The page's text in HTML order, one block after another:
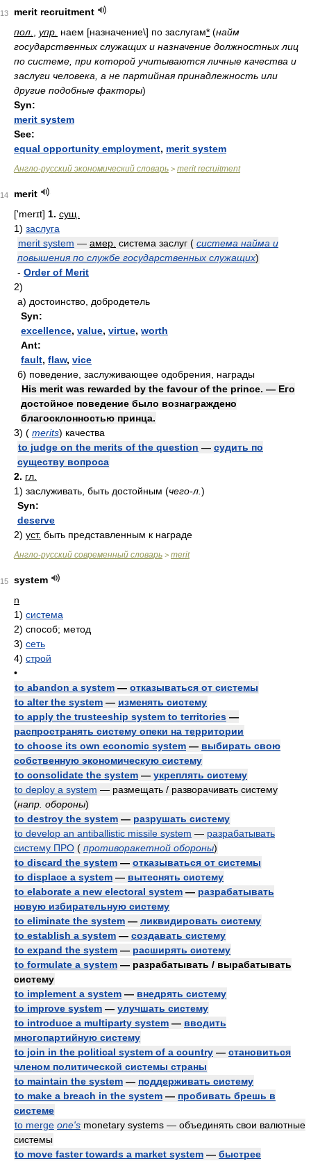
13
merit recruitment
пол.
упр. наем [назначение\] по заслугам* (найм
государственных служащих и назначение должностных лиц
по системе, при которой учитываются личные качества и
заслуги человека, а не партийная принадлежность или
другие подобные факторы)
Syn:
merit system
See:
equal opportunity employment, merit system
Англо-русский экономический словарь > merit recruitment
14
merit
['merɪt] 1. сущ.
1) заслуга
merit system — амер. система заслуг ( система найма и
повышения по службе государственных служащих)
- Order of Merit
2)
а) достоинство, добродетель
Syn:
excellence, value, virtue, worth
Ant:
fault, flaw, vice
б) поведение, заслуживающее одобрения, награды
His merit was rewarded by the favour of the prince. — Его
достойное поведение было вознаграждено
благосклонностью принца.
3) ( merits) качества
to judge on the merits of the question — судить по
существу вопроса
2. гл.
1) заслуживать, быть достойным (чего-л. )
Syn:
deserve
2) уст. быть представленным к награде
Англо-русский современный словарь > merit
15
system
n
1) система
2) способ; метод
3) сеть
4) строй
•
to abandon a system — отказываться от системы
to alter the system — изменять систему
to apply the trusteeship system to territories —
распространять систему опеки на территории
to choose its own economic system — выбирать свою
собственную экономическую систему
to consolidate the system — укреплять систему
to deploy a system — размещать / разворачивать систему
(напр. обороны)
to destroy the system — разрушать систему
to develop an antiballistic missile system — разрабатывать
систему ПРО ( противоракетной обороны)
to discard the system — отказываться от системы
to displace a system — вытеснять систему
to elaborate a new electoral system — разрабатывать
новую избирательную систему
to eliminate the system — ликвидировать систему
to establish a system — создавать систему
to expand the system — расширять систему
to formulate a system — разрабатывать / вырабатывать
систему
to implement a system — внедрять систему
to improve system — улучшать систему
to introduce a multiparty system — вводить
многопартийную систему
to join in the political system of a country — становиться
членом политической системы страны
to maintain the system — поддерживать систему
to make a breach in the system — пробивать брешь в
системе
to merge one's monetary systems — объединять свои валютные
системы
to move faster towards a market system — быстрее